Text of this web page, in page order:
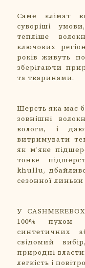
Саме клімат
суворіші
тепліше
ключових
років живуть
зберігаючи
та тваринами.
Шерсть яка має
зовнішні
вологи, і
витримувати
як м’яке
тонке
khullu,
сезонної
У
100% пухом
синтетичних
свідомий
природні
легкість і